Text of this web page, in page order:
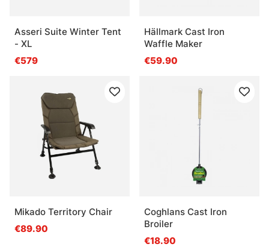
Asseri Suite Winter Tent
- XL
€579
Hällmark Cast Iron
Waffle Maker
€59.90
Mikado Territory Chair
€89.90
Coghlans Cast Iron
Broiler
€18.90